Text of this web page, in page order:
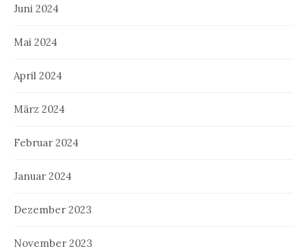
Juni 2024
Mai 2024
April 2024
März 2024
Februar 2024
Januar 2024
Dezember 2023
November 2023